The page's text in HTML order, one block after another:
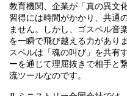
教育機関、企業が「真の異文
習得には時間がかかり、共通
ません。しかし、ゴスペル音
を一瞬で飛び越える力があり
スペルは「魂の叫び」を共有
ーを通じて理屈抜きで相手と
流ツールなのです。